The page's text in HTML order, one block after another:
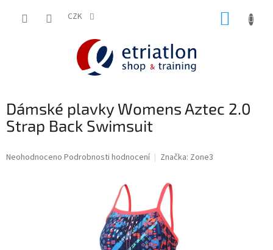
CZK
Dámské plavky Womens Aztec 2.0
Strap Back Swimsuit
Průměrné
Neohodnoceno Podrobnosti hodnocení Značka: Zone3
shop.etriatlon.cz - Chat